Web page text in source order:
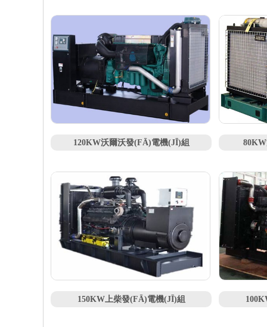
120KW沃爾沃發(FĀ)電機(JĪ)組
150KW上柴發(FĀ)電機(JĪ)組